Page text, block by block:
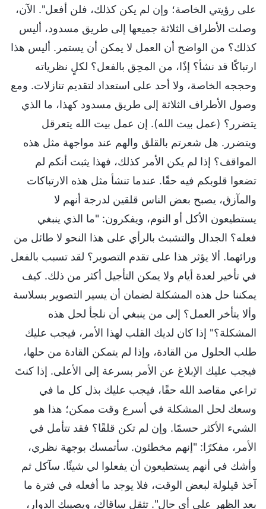
على رؤيتي الخاصة؛ وإن لم يكن كذلك، فلن أفعل". الآن،
وصلت الأطراف الثلاثة جميعها إلى طريق مسدود، أليس
كذلك؟ من الواضح أن العمل لا يمكن أن يستمر. أليس هذا
ارتباكًا قد نشأ؟ إذًا، من المحِق بالفعل؟ لكلٍ نظرياته
وحججه الخاصة، ولا أحد على استعداد لتقديم تنازلات. ومع
وصول الأطراف الثلاثة إلى طريق مسدود كهذا، ما الذي
يتضرر؟ (عمل بيت الله). إن عمل بيت الله يتعرقل
ويتضرر. هل شعرتم بالقلق والهم عند مواجهة مثل هذه
المواقف؟ إذا لم يكن الأمر كذلك، فهذا يثبت أنكم لم
تضعوا قلوبكم فيه حقًا. عندما تنشأ مثل هذه الارتباكات
والمآزق، يصبح بعض الناس قلقين لدرجة أنهم لا
يستطيعون الأكل أو النوم، ويفكرون: "ما الذي ينبغي
فعله؟ الجدال والتشبث بالرأي على هذا النحو لا طائل من
ورائهما. ألا يؤثر هذا على تقدم التصوير؟ لقد تسبب بالفعل
في تأخير لعدة أيام ولا يمكن التأجيل أكثر من ذلك. كيف
يمكننا حل هذه المشكلة لضمان أن يسير التصوير بسلاسة
وألا يتأخر العمل؟ إلى من ينبغي أن نلجأ لحل هذه
المشكلة؟" إذا كان لديك القلب لهذا الأمر، فيجب عليك
طلب الحلول من القادة، وإذا لم يتمكن القادة من حلها،
فيجب عليك الإبلاغ عن الأمر بسرعة إلى الأعلى. إذا كنتَ
تراعي مقاصد الله حقًا، فيجب عليك بذل كل ما في
وسعك لحل المشكلة في أسرع وقت ممكن؛ هذا هو
الشيء الأكثر حسمًا. وإن لم تكن قلقًا؟ فقد تتأمل في
الأمر، مفكرًا: "إنهم مخطئون. سأتمسك بوجهة نظري،
وأشك في أنهم يستطيعون أن يفعلوا لي شيئًا. سآكل ثم
آخذ قيلولة لبعض الوقت، فلا يوجد ما أفعله في فترة ما
بعد الظهر على أي حال". تثقل ساقاك، ويصيبك الدوار،